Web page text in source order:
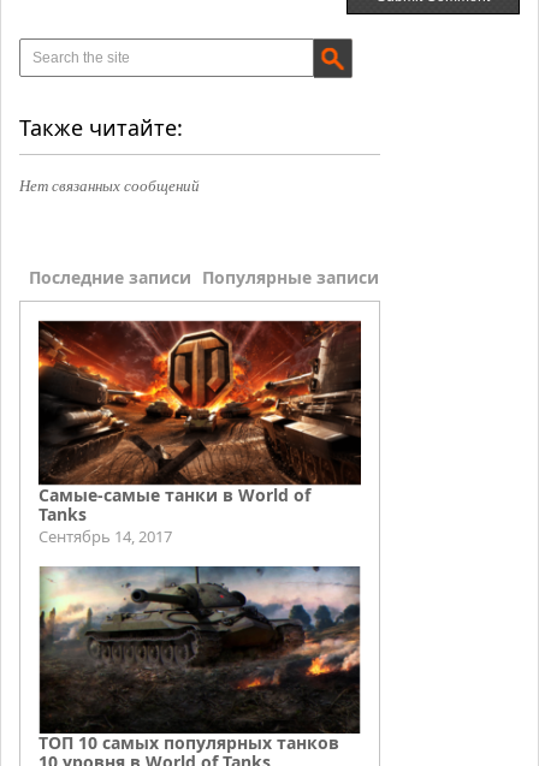
Также читайте:
Нет связанных сообщений
Последние записи Популярные записи
Самые-самые танки в World of
Tanks
Сентябрь 14, 2017
ТОП 10 самых популярных танков